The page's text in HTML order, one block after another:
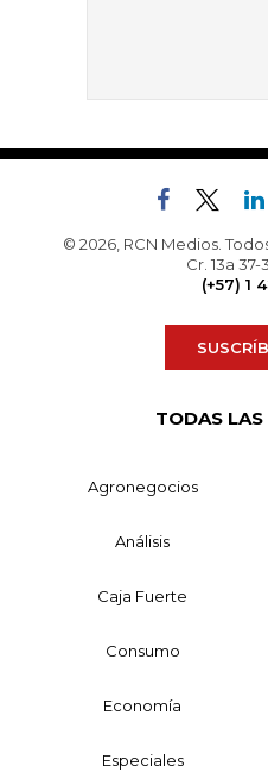
© 2026, RCN Medios.
Cr. 13a
(+57) 1
TODAS LAS
Agronegocios
Análisis
Caja Fuerte
Consumo
Economía
Especiales